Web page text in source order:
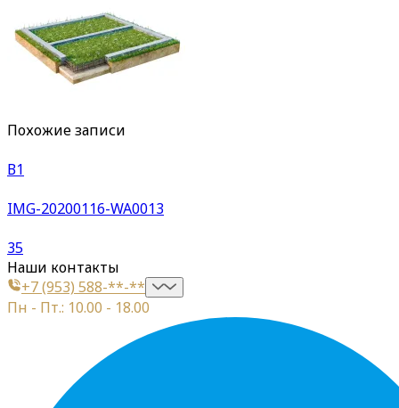
Похожие записи
В1
IMG-20200116-WA0013
35
Наши контакты
+7 (953) 588-**-**
Пн - Пт.: 10.00 - 18.00